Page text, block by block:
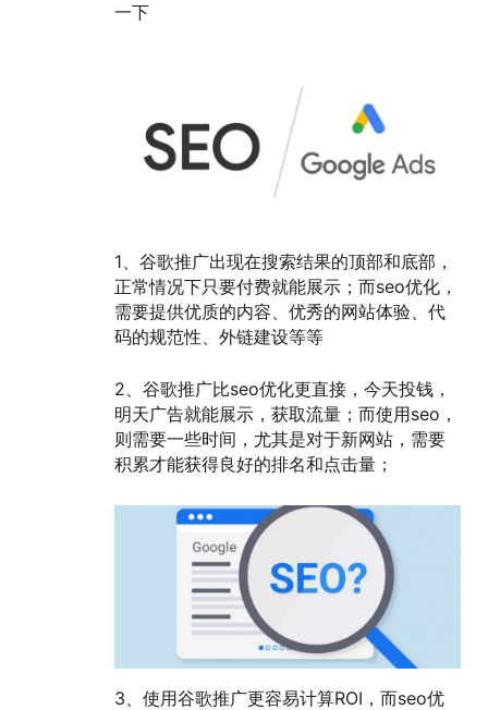
一下
1、谷歌推广出现在搜索结果的顶部和底部，
正常情况下只要付费就能展示；而seo优化，
需要提供优质的内容、优秀的网站体验、代
码的规范性、外链建设等等
2、谷歌推广比seo优化更直接，今天投钱，
明天广告就能展示，获取流量；而使用seo，
则需要一些时间，尤其是对于新网站，需要
积累才能获得良好的排名和点击量；
3、使用谷歌推广更容易计算ROI，而seo优